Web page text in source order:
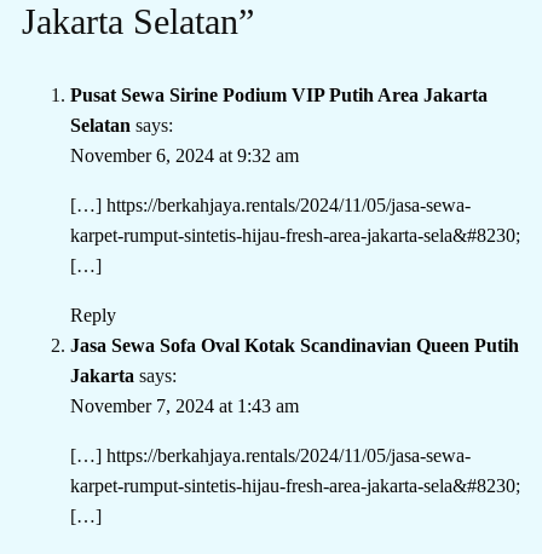
Jakarta Selatan”
Pusat Sewa Sirine Podium VIP Putih Area Jakarta
Selatan says:
November 6, 2024 at 9:32 am
[…] https://berkahjaya.rentals/2024/11/05/jasa-sewa-
karpet-rumput-sintetis-hijau-fresh-area-jakarta-sela&#8230;
[…]
Reply
Jasa Sewa Sofa Oval Kotak Scandinavian Queen Putih
Jakarta says:
November 7, 2024 at 1:43 am
[…] https://berkahjaya.rentals/2024/11/05/jasa-sewa-
karpet-rumput-sintetis-hijau-fresh-area-jakarta-sela&#8230;
[…]